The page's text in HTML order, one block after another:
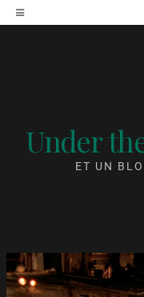
Accéder
au
Under
ET UN